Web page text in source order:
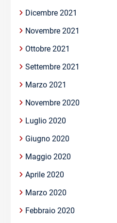
Dicembre 2021
Novembre 2021
Ottobre 2021
Settembre 2021
Marzo 2021
Novembre 2020
Luglio 2020
Giugno 2020
Maggio 2020
Aprile 2020
Marzo 2020
Febbraio 2020